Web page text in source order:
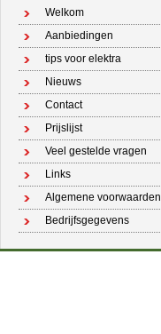
Welkom
Aanbiedingen
tips voor elektra
Nieuws
Contact
Prijslijst
Veel gestelde vragen
Links
Algemene voorwaarden
Bedrijfsgegevens